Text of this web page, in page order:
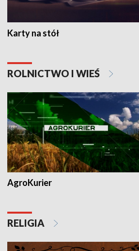
Karty na stół
ROLNICTWO I WIEŚ
AgroKurier
RELIGIA